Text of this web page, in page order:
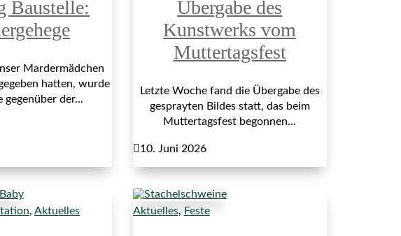
Baustelle:
Mardermädchen
hatten, wurde
gegenüber der...
Übergabe des
Kunstwerks vom
Muttertagsfest
Letzte Woche fand die Übergabe des
gesprayten Bildes statt, das beim
Muttertagsfest begonnen...
10. Juni 2026
, Aktuelles Aktuelles, Feste